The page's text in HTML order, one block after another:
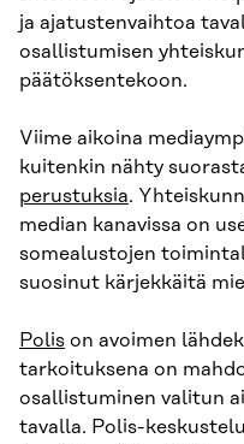
ja ajatustenvaihtoa
osallistumisen
päätöksentekoon.
Viime aikoina
kuitenkin nähty
perustuksia.
median kanavissa on
somealustojen
suosinut kärjekkäitä
Polis on avoimen
tarkoituksena on
osallistuminen valitun
tavalla. Polis-